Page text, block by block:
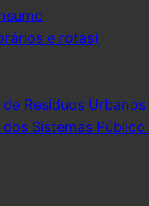
e rotas)
Resíduos
Sistemas